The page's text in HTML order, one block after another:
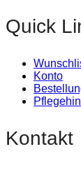
Quick
Konto
Kontakt